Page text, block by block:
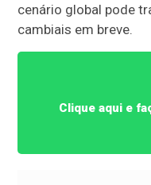
cenário global pode
cambiais em breve.
Clique aqui e